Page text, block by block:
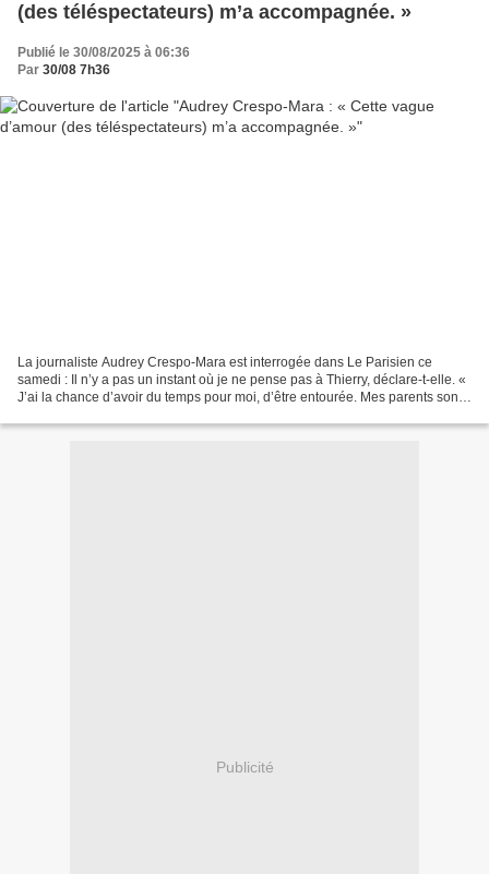
(des téléspectateurs) m’a accompagnée. »
Publié le 30/08/2025 à 06:36
Par 30/08 7h36
La journaliste Audrey Crespo-Mara est interrogée dans Le Parisien ce
samedi : Il n’y a pas un instant où je ne pense pas à Thierry, déclare-t-elle. «
J’ai la chance d’avoir du temps pour moi, d’être entourée. Mes parents sont
Publicité